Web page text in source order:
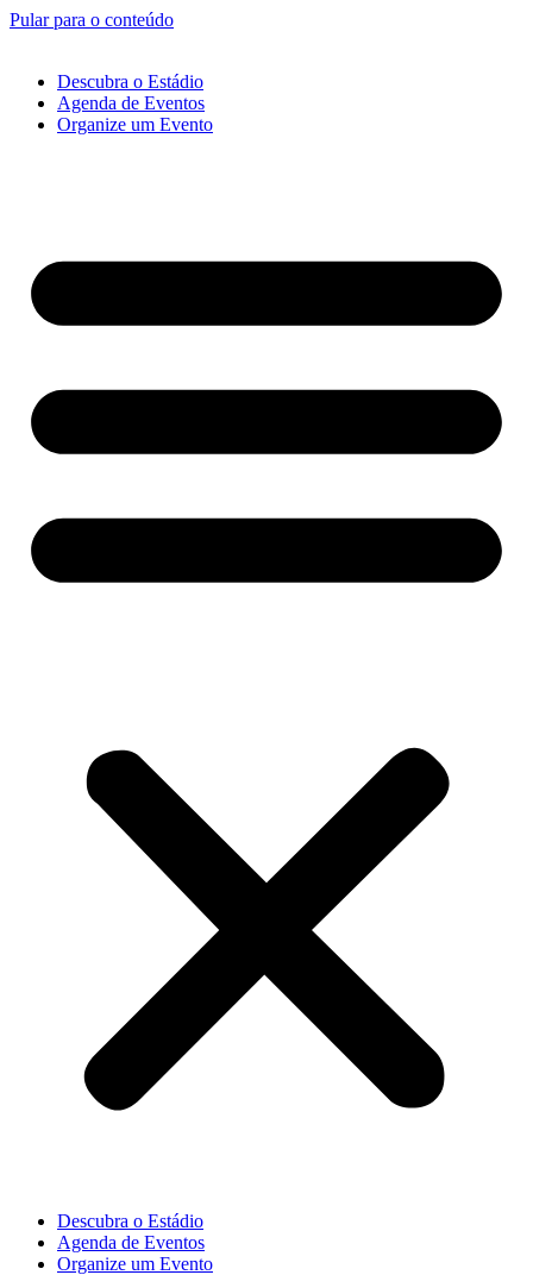
Pular para o conteúdo
Descubra o Estádio
Agenda de Eventos
Organize um Evento
Descubra o Estádio
Agenda de Eventos
Organize um Evento